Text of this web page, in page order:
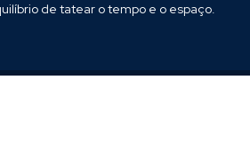
de tatear o tempo e o espaço.